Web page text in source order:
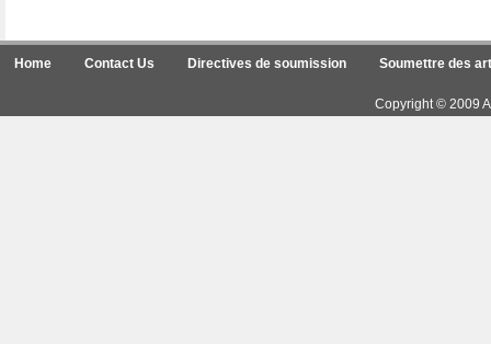
Home Contact Us Directives de soumission Soumettre des
Copyright © 2009